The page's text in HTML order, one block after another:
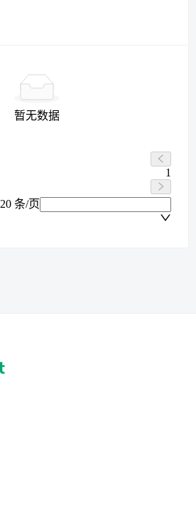
暂无数据
1
20 条/页